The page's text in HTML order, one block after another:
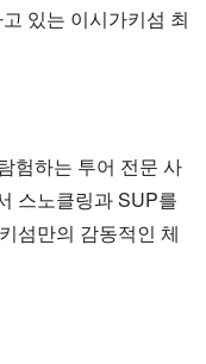
있는 이시가키섬 최
험하는 투어 전문 사
스노클링과 SUP를
섬만의 감동적인 체